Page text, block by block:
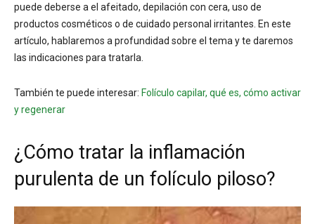
puede deberse a el afeitado, depilación con cera, uso de
productos cosméticos o de cuidado personal irritantes. En este
artículo, hablaremos a profundidad sobre el tema y te daremos
las indicaciones para tratarla.
También te puede interesar: Folículo capilar, qué es, cómo activar
y regenerar
¿Cómo tratar la inflamación
purulenta de un folículo piloso?